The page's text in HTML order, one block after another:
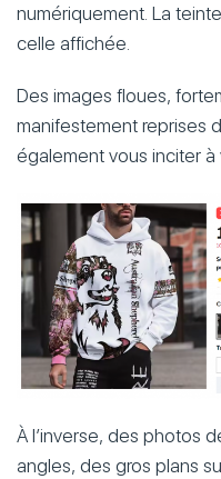
numériquement. La
celle affichée.
Des images floues,
manifestement reprises
également vous inciter à
À l’inverse, des photos
angles, des gros plans